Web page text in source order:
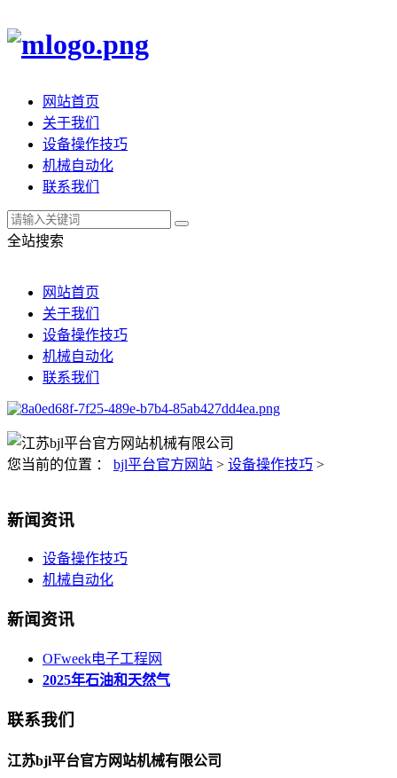
网站首页
关于我们
设备操作技巧
机械自动化
联系我们
全站搜索
网站首页
关于我们
设备操作技巧
机械自动化
联系我们
您当前的位置 ： bjl平台官方网站 > 设备操作技巧 >
新闻资讯
设备操作技巧
机械自动化
新闻资讯
OFweek电子工程网
2025年石油和天然气
联系我们
江苏bjl平台官方网站机械有限公司